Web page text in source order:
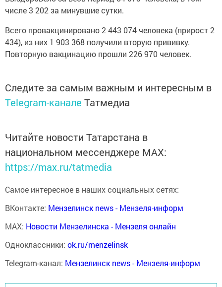
числе 3 202 за минувшие сутки.
Всего провакцинировано 2 443 074 человека (прирост 2
434), из них 1 903 368 получили вторую прививку.
Повторную вакцинацию прошли 226 970 человек.
Следите за самым важным и интересным в
Telegram-канале Татмедиа
Читайте новости Татарстана в
национальном мессенджере MАХ:
https://max.ru/tatmedia
Самое интересное в наших социальных сетях:
ВКонтакте: Мензелинск news - Мензеля-информ
MAX: Новости Мензелинска - Мензеля онлайн
Одноклассники: ok.ru/menzelinsk
Telegram-канал: Мензелинск news - Мензеля-информ